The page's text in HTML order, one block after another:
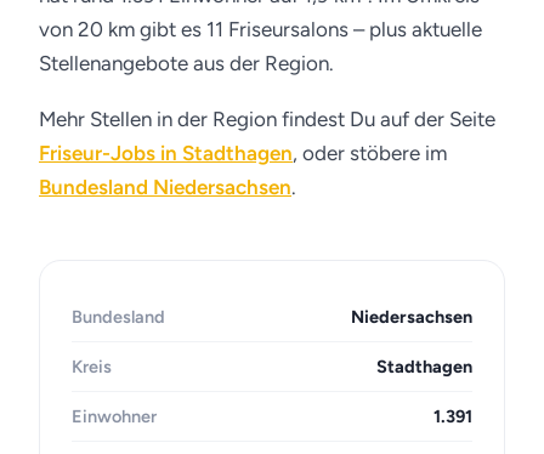
von 20 km gibt es 11 Friseursalons – plus aktuelle
Stellenangebote aus der Region.
Mehr Stellen in der Region findest Du auf der Seite
Friseur-Jobs in Stadthagen, oder stöbere im
Bundesland Niedersachsen.
Bundesland Niedersachsen
Kreis Stadthagen
Einwohner 1.391